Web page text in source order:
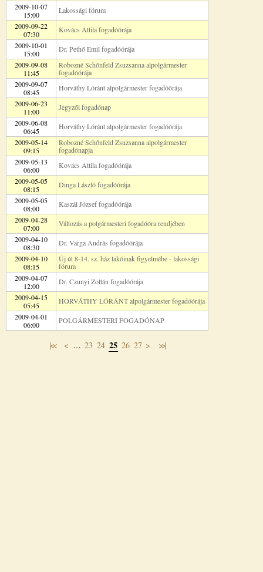
2009-10-07
15:00
Lakossági fórum
2009-09-22
07:30
Kovács Attila fogadóórája
2009-10-01
15:00
Dr. Pethő Emil fogadóórája
2009-09-08
11:45
Robozné Schőnfeld Zsuzsanna alpolgármester
fogadóórája
2009-09-07
08:45
Horváthy Lóránt alpolgármester fogadóórája
2009-06-23
11:00
Jegyzői fogadónap
2009-06-08
06:45
Horváthy Lóránt alpolgármester fogadóórája
2009-05-14
09:15
Robozné Schőnfeld Zsuzsanna alpolgármester
fogadónapja
2009-05-13
06:00
Kovács Attila fogadóórája
2009-05-05
08:15
Dinga László fogadóórája
2009-05-05
08:00
Kaszál József fogadóórája
2009-04-28
07:00
Változás a polgármesteri fogadóóra rendjében
2009-04-10
08:30
Dr. Varga András fogadóórája
2009-04-10
08:15
Új út 8-14. sz. ház lakóinak figyelmébe - lakossági
fórum
2009-04-07
12:00
Dr. Czunyi Zoltán fogadóórája
2009-04-15
05:45
HORVÁTHY LÓRÁNT alpolgármester fogadóórája
2009-04-01
06:00
POLGÁRMESTERI FOGADÓNAP
|<< < … 23 24 25 26 27 > >>|